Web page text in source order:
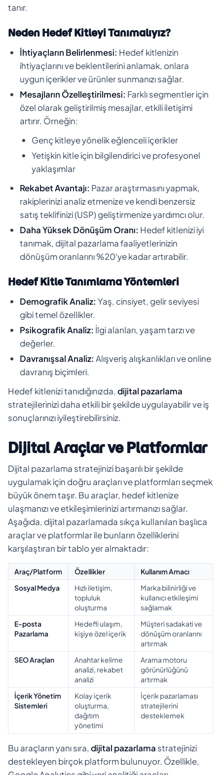
tanır.
Neden Hedef Kitleyi Tanımalıyız?
İhtiyaçların Belirlenmesi: Hedef kitlenizin
ihtiyaçlarını ve beklentilerini anlamak, onlara
uygun içerikler ve ürünler sunmanızı sağlar.
Mesajların Özelleştirilmesi: Farklı segmentler için
özel olarak geliştirilmiş mesajlar, etkili iletişimi
artırır. Örneğin:
Genç kitleye yönelik eğlenceli içerikler
Yetişkin kitle için bilgilendirici ve profesyonel
yaklaşımlar
Rekabet Avantajı: Pazar araştırmasını yapmak,
rakiplerinizi analiz etmenize ve kendi benzersiz
satış teklifinizi (USP) geliştirmenize yardımcı olur.
Daha Yüksek Dönüşüm Oranı: Hedef kitlenizi iyi
tanımak, dijital pazarlama faaliyetlerinizin
dönüşüm oranlarını %20'ye kadar artırabilir.
Hedef Kitle Tanımlama Yöntemleri
Demografik Analiz: Yaş, cinsiyet, gelir seviyesi
gibi temel özellikler.
Psikografik Analiz: İlgi alanları, yaşam tarzı ve
değerler.
Davranışsal Analiz: Alışveriş alışkanlıkları ve online
davranış biçimleri.
Hedef kitlenizi tanıdığınızda, dijital pazarlama
stratejilerinizi daha etkili bir şekilde uygulayabilir ve iş
sonuçlarınızı iyileştirebilirsiniz.
Dijital Araçlar ve Platformlar
Dijital pazarlama stratejinizi başarılı bir şekilde
uygulamak için doğru araçları ve platformları seçmek
büyük önem taşır. Bu araçlar, hedef kitlenize
ulaşmanızı ve etkileşimlerinizi artırmanızı sağlar.
Aşağıda, dijital pazarlamada sıkça kullanılan başlıca
araçlar ve platformlar ile bunların özelliklerini
karşılaştıran bir tablo yer almaktadır:
Araç/Platform Özellikler
Kullanım Amacı
Sosyal Medya
Hızlı iletişim,
topluluk
oluşturma
Marka bilinirliği ve
kullanıcı etkileşimi
sağlamak
E-posta
Pazarlama
Hedefli ulaşım,
kişiye özel içerik
Müşteri sadakati ve
dönüşüm oranlarını
artırmak
SEO Araçları
Anahtar kelime
analizi, rekabet
analizi
Arama motoru
görünürlüğünü
artırmak
İçerik Yönetim
Sistemleri
Kolay içerik
oluşturma,
dağıtım
yönetimi
İçerik pazarlaması
stratejilerini
desteklemek
Bu araçların yanı sıra, dijital pazarlama stratejinizi
destekleyen birçok platform bulunuyor. Özellikle,